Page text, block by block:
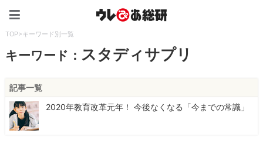
TOP>キーワード別一覧
キーワード： スタディサプリ
記事一覧
2020年教育改革元年！ 今後なくなる「今までの常識」